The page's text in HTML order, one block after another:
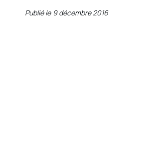
Publié le 9 décembre 2016